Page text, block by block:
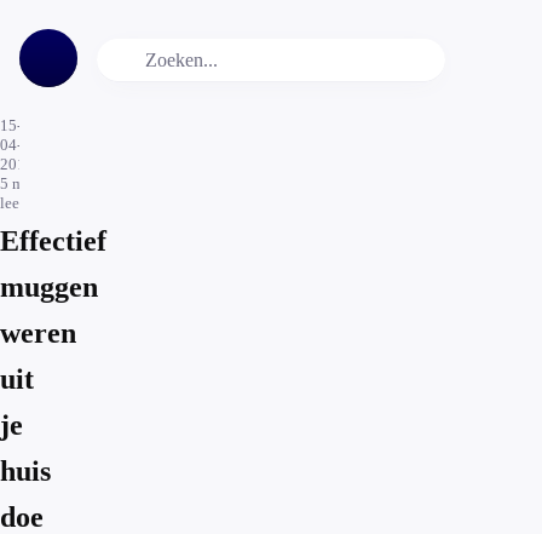
15-
04-
2017
5 min.
leestijd
Effectief
muggen
weren
uit
je
huis
doe